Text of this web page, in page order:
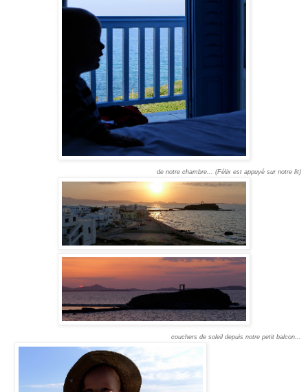
de notre chambre... (Félix est appuyé sur notre lit)
couchers de soleil depuis notre petit balcon...